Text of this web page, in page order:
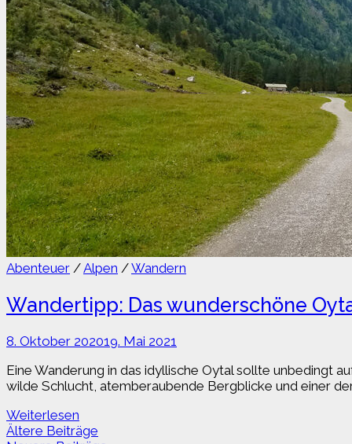
Abenteuer /Alpen /Wandern
Wandertipp: Das wunderschöne
8. Oktober 202019. Mai 2021
Eine Wanderung in das idyllische Oytal sollte unbedingt
wilde Schlucht, atemberaubende Bergblicke und einer
Wandertipp:
Das
Weiterlesen
Beitragsnavigation
Ältere Beiträge